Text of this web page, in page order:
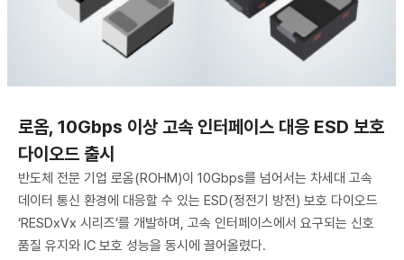
로옴, 10Gbps 이상 고속 인터페이스 대응 ESD 보호
다이오드 출시
반도체 전문 기업 로옴(ROHM)이 10Gbps를 넘어서는 차세대 고속
데이터 통신 환경에 대응할 수 있는 ESD(정전기 방전) 보호 다이오드
‘RESDxVx 시리즈’를 개발하며, 고속 인터페이스에서 요구되는 신호
품질 유지와 IC 보호 성능을 동시에 끌어올렸다.